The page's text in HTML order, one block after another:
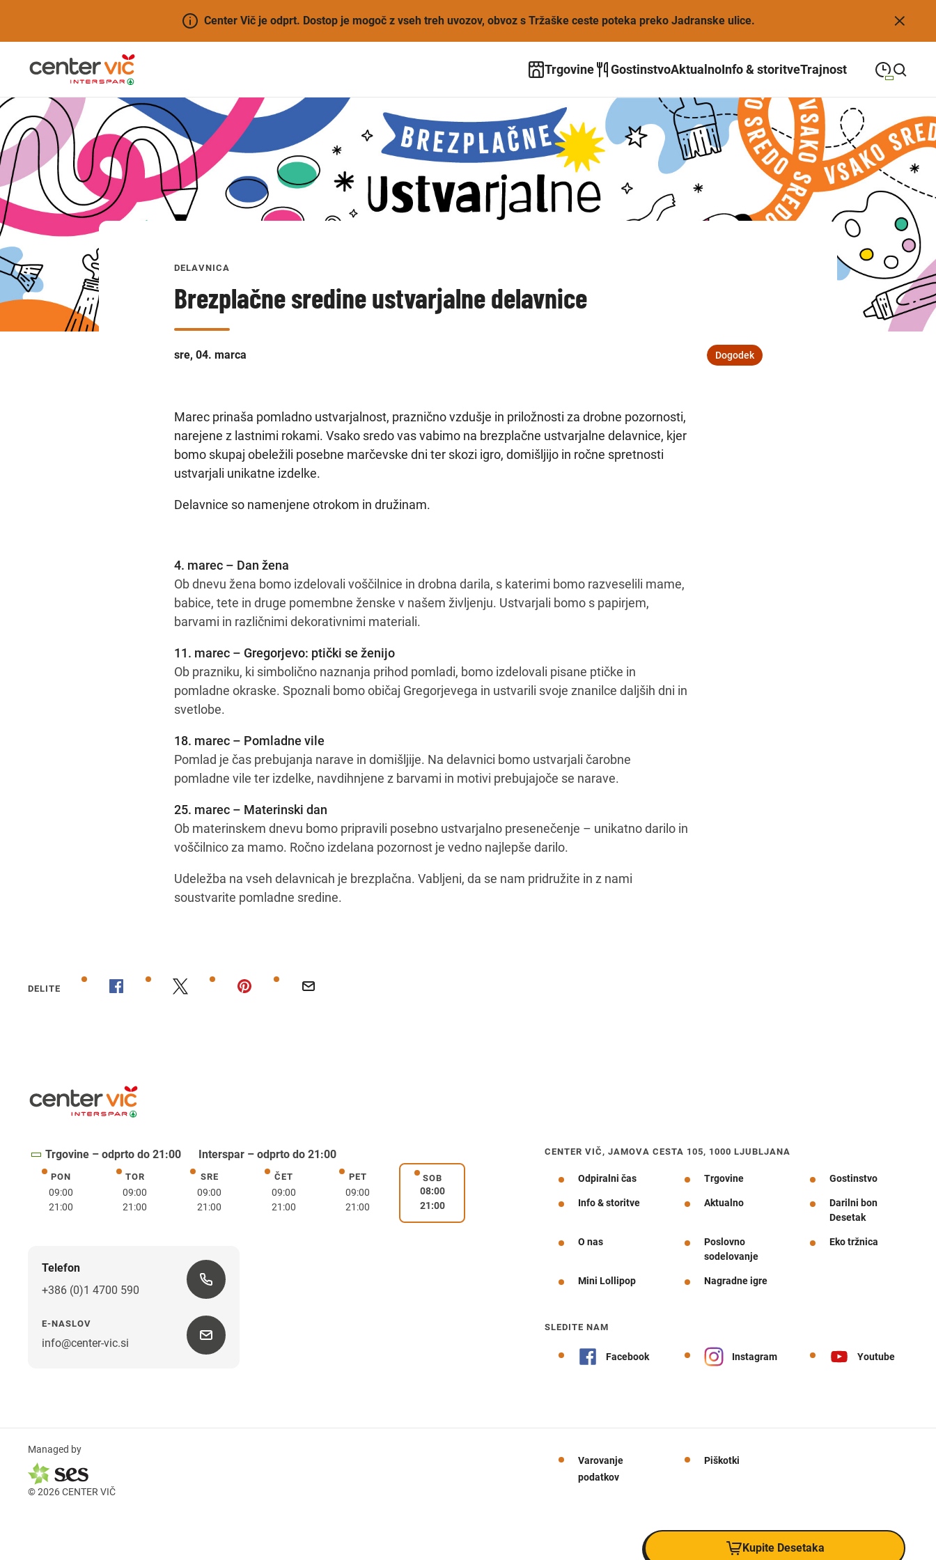
Center Vič je odprt. Dostop je mogoč z vseh treh uvozov, obvoz s Tržaške ceste poteka preko Jadranske ulice.
Trgovine GostinstvoAktualnoInfo & storitveTrajnost
Close searchponedeljek
PONEDELJEK 09:00 21:00
torek
TOREK 09:00—21:00
sreda
SREDA 09:00—21:00
09:00 21:00
09:00 21:00
—21:00
DELAVNICA
Brezplačne sredine ustvarjalne delavnice
sre, 04. marca Dogodek
Marec prinaša pomladno ustvarjalnost, praznično vzdušje in priložnosti za drobne pozornosti,
narejene z lastnimi rokami. Vsako sredo vas vabimo na brezplačne ustvarjalne delavnice, kjer
bomo skupaj obeležili posebne marčevske dni ter skozi igro, domišljijo in ročne spretnosti
ustvarjali unikatne izdelke.
Delavnice so namenjene otrokom in družinam.
4. marec – Dan žena
Ob dnevu žena bomo izdelovali voščilnice in drobna darila, s katerimi bomo razveselili mame,
babice, tete in druge pomembne ženske v našem življenju. Ustvarjali bomo s papirjem,
barvami in različnimi dekorativnimi materiali.
11. marec – Gregorjevo: ptički se ženijo
Ob prazniku, ki simbolično naznanja prihod pomladi, bomo izdelovali pisane ptičke in
pomladne okraske. Spoznali bomo običaj Gregorjevega in ustvarili svoje znanilce daljših dni in
svetlobe.
18. marec – Pomladne vile
Pomlad je čas prebujanja narave in domišljije. Na delavnici bomo ustvarjali čarobne
pomladne vile ter izdelke, navdihnjene z barvami in motivi prebujajoče se narave.
25. marec – Materinski dan
Ob materinskem dnevu bomo pripravili posebno ustvarjalno presenečenje – unikatno darilo in
voščilnico za mamo. Ročno izdelana pozornost je vedno najlepše darilo.
Udeležba na vseh delavnicah je brezplačna. Vabljeni, da se nam pridružite in z nami
soustvarite pomladne sredine.
DELITE
Trgovine – odprto do 21:00 Interspar – odprto do 21:00
PONponedeljek
09:00
21:00
TORtorek
09:00
21:00
SREsreda
09:00
21:00
ČETčetrtek
09:00
21:00
PETpetek
09:00
21:00
SOBsobota
08:00
21:00
Telefon
+386 (0)1 4700 590
E-NASLOV
info@center-vic.si
Navodila za pot
CENTER VIČ, JAMOVA CESTA 105, 1000 LJUBLJANA
Odpiralni čas Trgovine Gostinstvo
Info & storitve Aktualno
Darilni bon
Desetak
O nas
Poslovno
sodelovanje
Eko tržnica
Mini Lollipop Nagradne igre
SLEDITE NAM
Facebook Instagram Youtube
Managed by
© 2026 CENTER VIČ
Varovanje
podatkov
Piškotki
Kupite Desetaka